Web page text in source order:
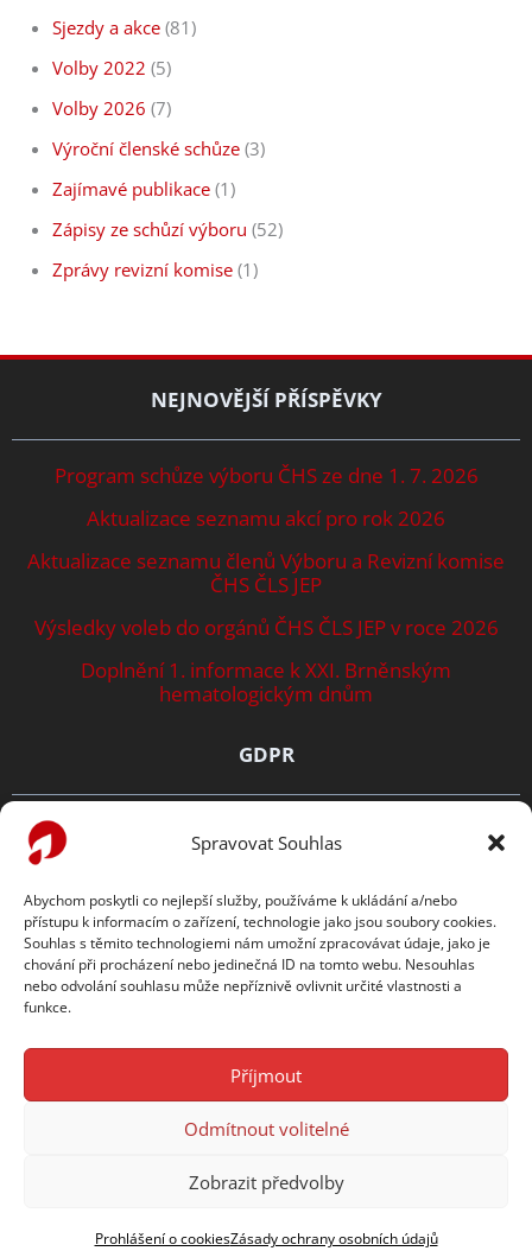
Spravovat Souhlas
Abychom poskytli co nejlepší služby, používáme k ukládání a/nebo
přístupu k informacím o zařízení, technologie jako jsou soubory cookies.
Souhlas s těmito technologiemi nám umožní zpracovávat údaje, jako je
chování při procházení nebo jedinečná ID na tomto webu. Nesouhlas
nebo odvolání souhlasu může nepříznivě ovlivnit určité vlastnosti a
funkce.
Příjmout
Odmítnout volitelné
Zobrazit předvolby
Prohlášení o cookiesZásady ochrany osobních údajů
Sjezdy a akce (81)
Volby 2022 (5)
Volby 2026 (7)
Výroční členské schůze (3)
Zajímavé publikace (1)
Zápisy ze schůzí výboru (52)
Zprávy revizní komise (1)
NEJNOVĚJŠÍ PŘÍSPĚVKY
Program schůze výboru ČHS ze dne 1. 7. 2026
Aktualizace seznamu akcí pro rok 2026
Aktualizace seznamu členů Výboru a Revizní komise
ČHS ČLS JEP
Výsledky voleb do orgánů ČHS ČLS JEP v roce 2026
Doplnění 1. informace k XXI. Brněnským
hematologickým dnům
GDPR
Zásady ochrany osobních údajů
TENTO WEB PODPORUJE
Česká hematologická společnost ČLS
JEP